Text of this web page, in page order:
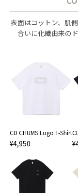
表面はコットン、肌
合いに化繊由来の
CD CHUMS Logo T-Shirt
¥4,950